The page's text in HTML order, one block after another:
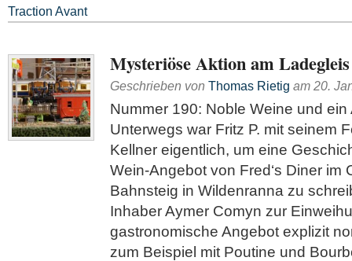
Traction Avant
Mysteriöse Aktion am Ladegleis
Geschrieben von Thomas Rietig am 20.
Nummer 190: Noble Weine und ein
Unterwegs war Fritz P. mit seinem
Kellner eigentlich, um eine
Wein-Angebot von Fred‘s Diner im
Bahnsteig in Wildenranna zu
Inhaber Aymer Comyn zur
gastronomische Angebot explizit
zum Beispiel mit Poutine und